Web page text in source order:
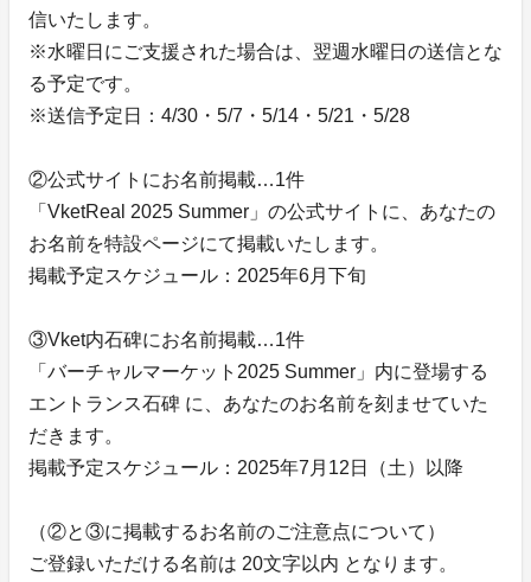
信いたします。
※水曜日にご支援された場合は、翌週水曜日の送信とな
る予定です。
※送信予定日：4/30・5/7・5/14・5/21・5/28
②公式サイトにお名前掲載…1件
「VketReal 2025 Summer」の公式サイトに、あなたの
お名前を特設ページにて掲載いたします。
掲載予定スケジュール：2025年6月下旬
③Vket内石碑にお名前掲載…1件
「バーチャルマーケット2025 Summer」内に登場する
エントランス石碑 に、あなたのお名前を刻ませていた
だきます。
掲載予定スケジュール：2025年7月12日（土）以降
（②と③に掲載するお名前のご注意点について）
ご登録いただける名前は 20文字以内 となります。